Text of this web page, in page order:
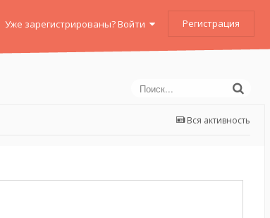
Уже зарегистрированы? Войти Регистрация
Вся активность